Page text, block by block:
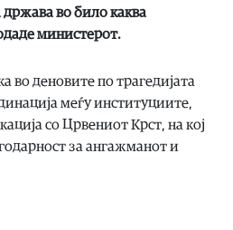
држава во било каква
министерот.
во деновите по трагедијата
меѓу институциите,
со Црвениот Крст, на кој
за ангажманот и